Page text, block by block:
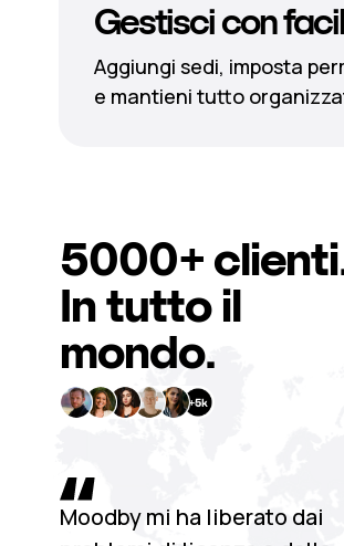
Gestisci con
Aggiungi sedi, imposta
e mantieni tutto
Moodby mi ha liberato dai
5000+
In tutto il
mondo.